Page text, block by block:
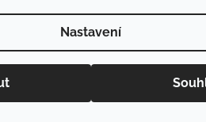
Nastavení